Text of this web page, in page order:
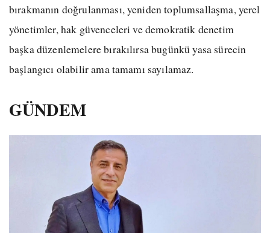
bırakmanın doğrulanması, yeniden toplumsallaşma, yerel
yönetimler, hak güvenceleri ve demokratik denetim
başka düzenlemelere bırakılırsa bugünkü yasa sürecin
başlangıcı olabilir ama tamamı sayılamaz.
GÜNDEM